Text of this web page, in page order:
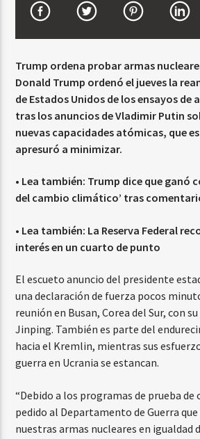
9:00 AM 11:00 AM
Beone Radio
Trump ordena probar armas
Donald Trump ordenó el jueves la
de Estados Unidos de los ensayos de
tras los anuncios de Vladimir Putin
nuevas capacidades atómicas, que
apresuró a minimizar.
• Lea también: Trump dice que ganó
del cambio climático’ tras
• Lea también: La Reserva Federal
interés en un cuarto de punto
El escueto anuncio del presidente
una declaración de fuerza pocos
reunión en Busan, Corea del Sur, con
Jinping. También es parte del
hacia el Kremlin, mientras sus
guerra en Ucrania se estancan.
“Debido a los programas de prueba de
pedido al Departamento de Guerra
nuestras armas nucleares en igualdad